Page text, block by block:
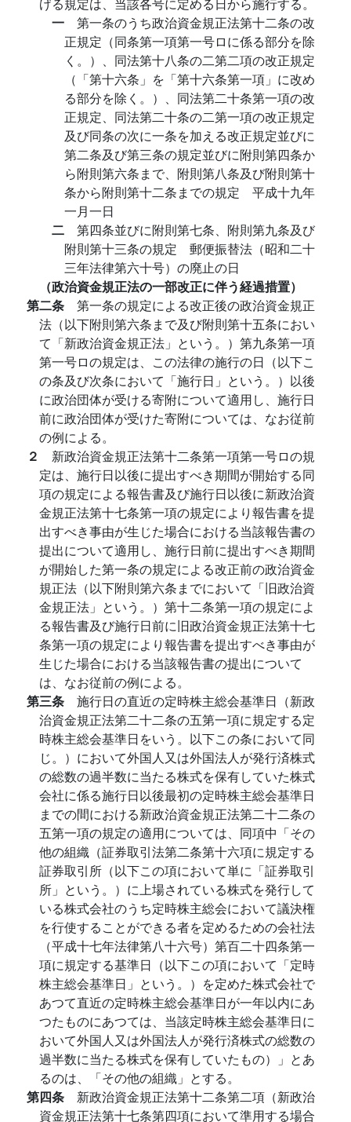
一 第一条のうち政治資金規正法第十二条の改
正規定（同条第一項第一号ロに係る部分を除
く。）、同法第十八条の二第二項の改正規定
（「第十六条」を「第十六条第一項」に改め
る部分を除く。）、同法第二十条第一項の改
正規定、同法第二十条の二第一項の改正規定
及び同条の次に一条を加える改正規定並びに
第二条及び第三条の規定並びに附則第四条か
ら附則第六条まで、附則第八条及び附則第十
条から附則第十二条までの規定 平成十九年
一月一日
二 第四条並びに附則第七条、附則第九条及び
附則第十三条の規定 郵便振替法（昭和二十
三年法律第六十号）の廃止の日
（政治資金規正法の一部改正に伴う経過措置）
第二条 第一条の規定による改正後の政治資金規正
法（以下附則第六条まで及び附則第十五条におい
て「新政治資金規正法」という。）第九条第一項
第一号ロの規定は、この法律の施行の日（以下こ
の条及び次条において「施行日」という。）以後
に政治団体が受ける寄附について適用し、施行日
前に政治団体が受けた寄附については、なお従前
の例による。
２ 新政治資金規正法第十二条第一項第一号ロの規
定は、施行日以後に提出すべき期間が開始する同
項の規定による報告書及び施行日以後に新政治資
金規正法第十七条第一項の規定により報告書を提
出すべき事由が生じた場合における当該報告書の
提出について適用し、施行日前に提出すべき期間
が開始した第一条の規定による改正前の政治資金
規正法（以下附則第六条までにおいて「旧政治資
金規正法」という。）第十二条第一項の規定によ
る報告書及び施行日前に旧政治資金規正法第十七
条第一項の規定により報告書を提出すべき事由が
生じた場合における当該報告書の提出について
は、なお従前の例による。
第三条 施行日の直近の定時株主総会基準日（新政
治資金規正法第二十二条の五第一項に規定する定
時株主総会基準日をいう。以下この条において同
じ。）において外国人又は外国法人が発行済株式
の総数の過半数に当たる株式を保有していた株式
会社に係る施行日以後最初の定時株主総会基準日
までの間における新政治資金規正法第二十二条の
五第一項の規定の適用については、同項中「その
他の組織（証券取引法第二条第十六項に規定する
証券取引所（以下この項において単に「証券取引
所」という。）に上場されている株式を発行して
いる株式会社のうち定時株主総会において議決権
を行使することができる者を定めるための会社法
（平成十七年法律第八十六号）第百二十四条第一
項に規定する基準日（以下この項において「定時
株主総会基準日」という。）を定めた株式会社で
あつて直近の定時株主総会基準日が一年以内にあ
つたものにあつては、当該定時株主総会基準日に
おいて外国人又は外国法人が発行済株式の総数の
過半数に当たる株式を保有していたもの）」とあ
るのは、「その他の組織」とする。
第四条 新政治資金規正法第十二条第二項（新政治
資金規正法第十七条第四項において準用する場合